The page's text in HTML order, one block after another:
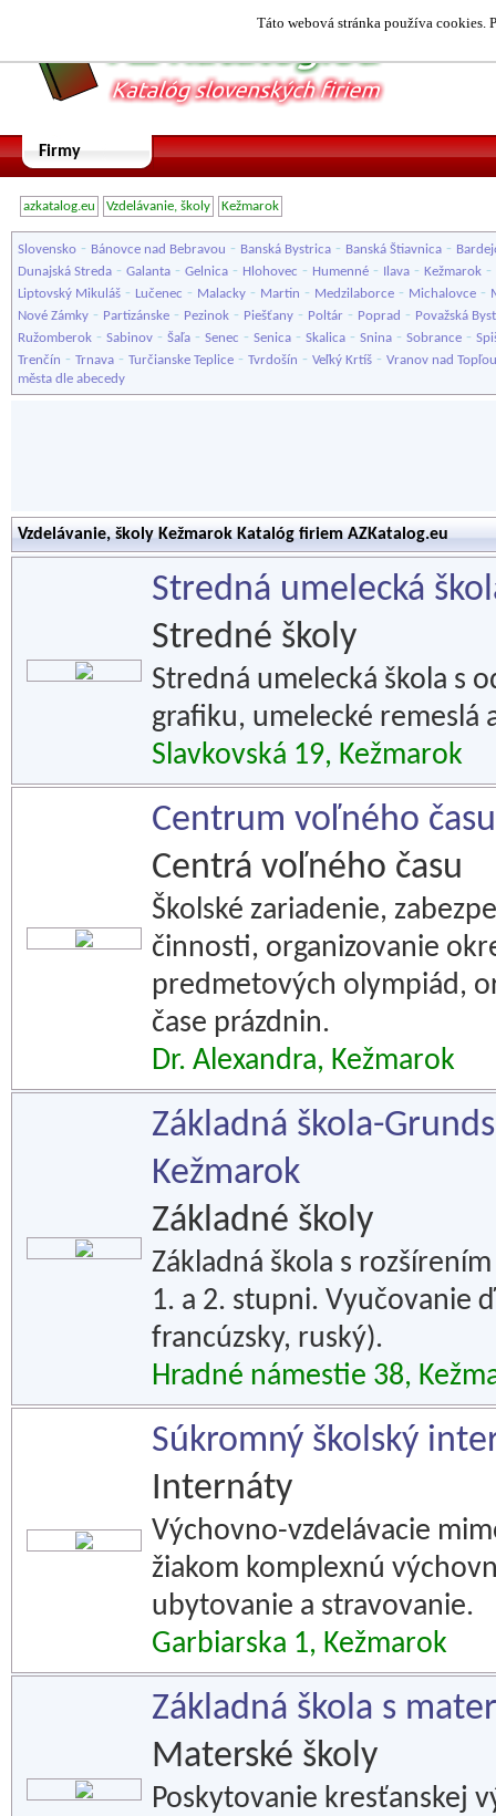
Táto webová stránka používa cookies.
Firmy
azkatalog.eu Vzdelávanie, školy Kežmarok
Slovensko - Bánovce nad Bebravou - Banská Bystrica - Banská Štiavnica -
Dunajská Streda - Galanta - Gelnica - Hlohovec - Humenné - Ilava - Kežmarok -
Liptovský Mikuláš - Lučenec - Malacky - Martin - Medzilaborce - Michalovce -
Nové Zámky - Partizánske - Pezinok - Piešťany - Poltár - Poprad - Považská
Ružomberok - Sabinov - Šaľa - Senec - Senica - Skalica - Snina - Sobrance -
Trenčín - Trnava - Turčianske Teplice - Tvrdošín - Veľký Krtíš - Vranov nad Topľou
města dle abecedy
Vzdelávanie, školy Kežmarok Katalóg firiem AZKatalog.eu
Stredná umelecká
Stredné školy
Stredná umelecká škola s
grafiku, umelecké remeslá
Slavkovská 19, Kežmarok
Centrum voľného
Centrá voľného času
Školské zariadenie,
činnosti, organizovanie
predmetových olympiád,
čase prázdnin.
Dr. Alexandra, Kežmarok
Základná škola-
Kežmarok
Základné školy
Základná škola s
1. a 2. stupni. Vyučovanie
francúzsky, ruský).
Hradné námestie 38,
Súkromný školský
Internáty
Výchovno-vzdelávacie
žiakom komplexnú
ubytovanie a stravovanie.
Garbiarska 1, Kežmarok
Základná škola s
Materské školy
Poskytovanie kresťanskej